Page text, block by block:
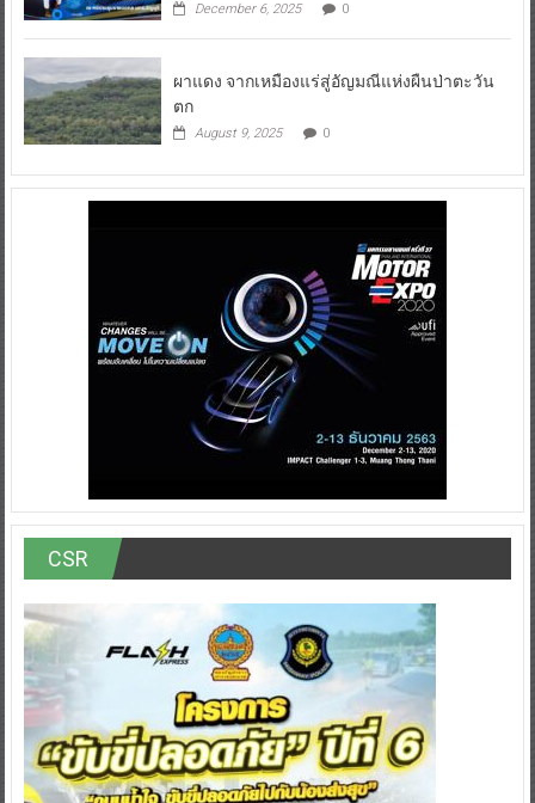
December 6, 2025 0
ผาแดง จากเหมืองแร่สู่อัญมณีแห่งผืนป่าตะวัน
ตก
August 9, 2025 0
CSR